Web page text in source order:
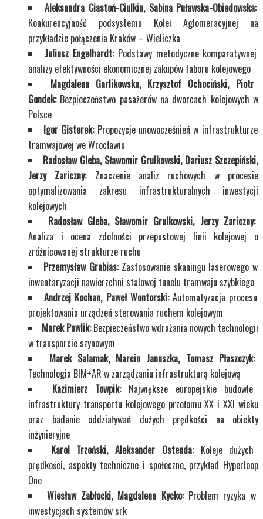
Aleksandra Ciastoń-Ciulkin, Sabina Puławska-Obiedowska:
Konkurencyjność podsystemu Kolei Aglomeracyjnej na
przykładzie połączenia Kraków – Wieliczka
Juliusz Engelhardt: Podstawy metodyczne komparatywnej
analizy efektywności ekonomicznej zakupów taboru kolejowego
Magdalena Garlikowska, Krzysztof Ochociński, Piotr
Gondek: Bezpieczeństwo pasażerów na dworcach kolejowych w
Polsce
Igor Gisterek: Propozycje unowocześnień w infrastrukturze
tramwajowej we Wrocławiu
Radosław Gleba, Sławomir Grulkowski, Dariusz Szczepiński,
Jerzy Zariczny: Znaczenie analiz ruchowych w procesie
optymalizowania zakresu infrastrukturalnych inwestycji
kolejowych
Radosław Gleba, Sławomir Grulkowski, Jerzy Zariczny:
Analiza i ocena zdolności przepustowej linii kolejowej o
zróżnicowanej strukturze ruchu
Przemysław Grabias: Zastosowanie skaningu laserowego w
inwentaryzacji nawierzchni stalowej tunelu tramwaju szybkiego
Andrzej Kochan, Paweł Wontorski: Automatyzacja procesu
projektowania urządzeń sterowania ruchem kolejowym
Marek Pawlik:Bezpieczeństwo wdrażania nowych technologii
w transporcie szynowym
Marek Salamak, Marcin Januszka, Tomasz Płaszczyk:
Technologia BIM+AR w zarządzaniu infrastrukturą kolejową
Kazimierz Towpik: Największe europejskie budowle
infrastruktury transportu kolejowego przełomu XX i XXI wieku
oraz badanie oddziaływań dużych prędkości na obiekty
inżynieryjne
Karol Trzoński, Aleksander Ostenda: Koleje dużych
prędkości, aspekty techniczne i społeczne, przykład Hyperloop
One
Wiesław Zabłocki, Magdalena Kycko: Problem ryzyka w
inwestycjach systemów srk